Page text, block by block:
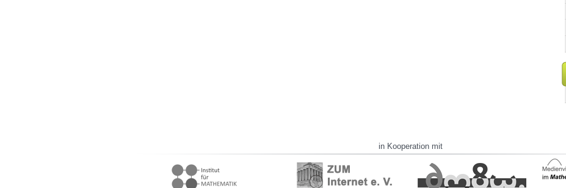
in Kooperation mit